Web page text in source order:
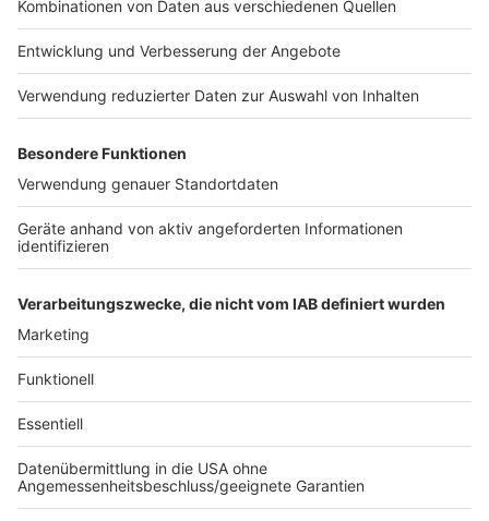
gewährleistet.
Anzeige
davon ab, die vielfach gezeigten Reichsflaggen zu
verbieten. Die mit Hakenkreuz seien verboten, sagte
er der "Rheinischen Post" (Montag). "Alle Varianten und
Spielarten dieser Flagge strafbewehrt zu verbieten
wäre unverhältnismäßig und kein geeignetes
Anzeige